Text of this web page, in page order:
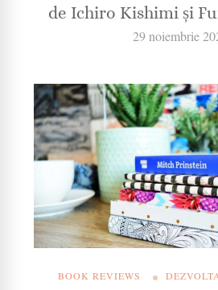
de Ichiro Kishimi și
29 noiembrie
BOOK REVIEWS